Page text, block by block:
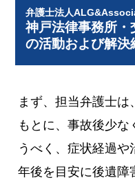
弁護士法人
神戸法律事務所
の活動および解決
まず、担当弁護士
もとに、事故後少な
うべく、症状経過
年後を目安に後遺障